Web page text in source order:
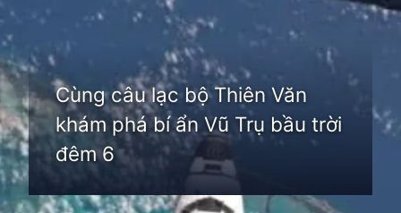
https://thienvanhoc.edu.vn/cau-lac-bo-thien-van-hoc
Cùng câu lạc bộ Thiên Văn
khám phá bí ẩn Vũ Trụ bầu trời
đêm 6